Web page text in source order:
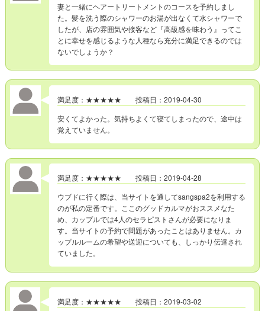
妻と一緒にヘアートリートメントのコースを予約しまし
た。髪を洗う際のシャワーのお湯が出なくて水シャワーで
したが、店の雰囲気や接客など『高級感を味わう』ってこ
とに幸せを感じるような人種なら充分に満足できるのでは
ないでしょうか？
満足度：★★★★★ 投稿日：2019-04-30
安くてよかった。気持ちよくて寝てしまったので、途中は
覚えていません。
満足度：★★★★★ 投稿日：2019-04-28
ウブドに行く際は、当サイトを通してsangspa2を利用する
のが私の定番です。ここのグッドカルマがおススメなた
め、カップルでは4人のセラピストさんが必要になりま
す。当サイトの予約で問題があったことはありません。カ
ップルルームの希望や送迎についても、しっかり伝達され
ていました。
満足度：★★★★★ 投稿日：2019-03-02